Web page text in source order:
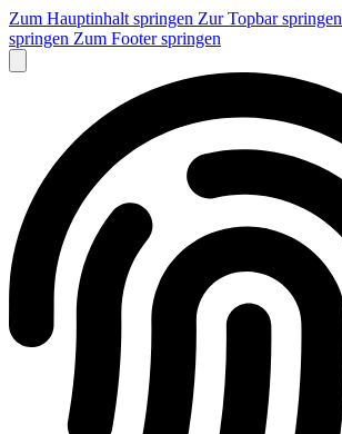
Zum Hauptinhalt springen Zur Topbar springen
springen Zum Footer springen